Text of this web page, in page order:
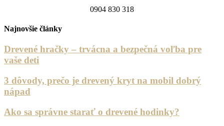
0904 830 318
Najnovšie články
Drevené hračky – trvácna a bezpečná voľba pre
vaše deti
3 dôvody, prečo je drevený kryt na mobil dobrý
nápad
Ako sa správne starať o drevené hodinky?